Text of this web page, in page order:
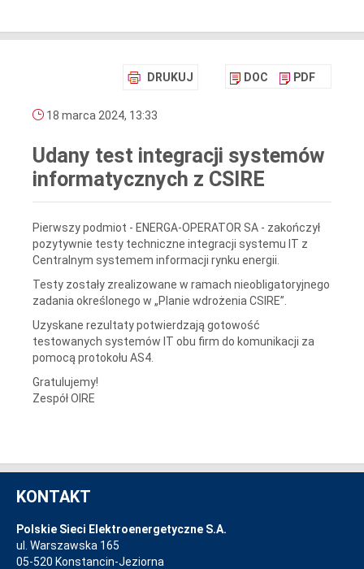
DRUKUJ DOC PDF
18 marca 2024, 13:33
Udany test integracji systemów
informatycznych z CSIRE
Pierwszy podmiot - ENERGA-OPERATOR SA - zakończył
pozytywnie testy techniczne integracji systemu IT z
Centralnym systemem informacji rynku energii.
Testy zostały zrealizowane w ramach nieobligatoryjnego
zadania określonego w „Planie wdrożenia CSIRE”.
Uzyskane rezultaty potwierdzają gotowość
testowanych systemów IT obu firm do komunikacji za
pomocą protokołu AS4.
Gratulujemy!
Zespół OIRE
KONTAKT
Polskie Sieci Elektroenergetyczne S.A.
ul. Warszawska 165
05-520 Konstancin-Jeziorna